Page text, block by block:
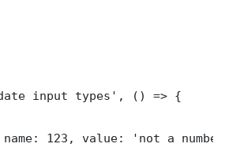
input types', () => {
123, value: 'not a